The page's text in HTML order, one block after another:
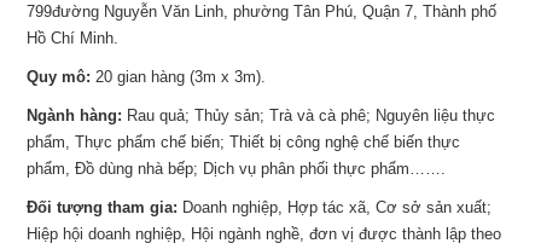
799đường Nguyễn Văn Linh, phường Tân Phú, Quận 7, Thành phố
Hồ Chí Minh.
Quy mô: 20 gian hàng (3m x 3m).
Ngành hàng: Rau quả; Thủy sản; Trà và cà phê; Nguyên liệu thực
phẩm, Thực phẩm chế biến; Thiết bị công nghệ chế biến thực
phẩm, Đồ dùng nhà bếp; Dịch vụ phân phối thực phẩm…….
Đối tượng tham gia: Doanh nghiệp, Hợp tác xã, Cơ sở sản xuất;
Hiệp hội doanh nghiệp, Hội ngành nghề, đơn vị được thành lập theo